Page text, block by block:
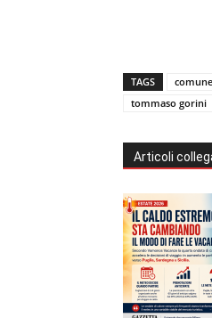
TAGS
tommaso gorini
Articoli